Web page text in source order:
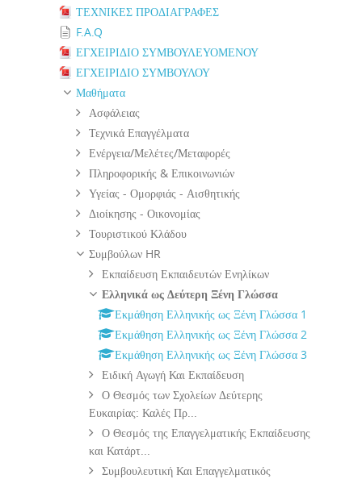
ΤΕΧΝΙΚΕΣ ΠΡΟΔΙΑΓΡΑΦΕΣ
F.A.Q
ΕΓΧΕΙΡΙΔΙΟ ΣΥΜΒΟΥΛΕΥΟΜΕΝΟΥ
ΕΓΧΕΙΡΙΔΙΟ ΣΥΜΒΟΥΛΟΥ
Μαθήματα
Ασφάλειας
Τεχνικά Επαγγέλματα
Ενέργεια/Μελέτες/Μεταφορές
Πληροφορικής & Επικοινωνιών
Υγείας - Ομορφιάς - Αισθητικής
Διοίκησης - Οικονομίας
Τουριστικού Κλάδου
Συμβούλων HR
Εκπαίδευση Εκπαιδευτών Ενηλίκων
Ελληνικά ως Δεύτερη Ξένη Γλώσσα
Εκμάθηση Ελληνικής ως Ξένη Γλώσσα 1
Εκμάθηση Ελληνικής ως Ξένη Γλώσσα 2
Εκμάθηση Ελληνικής ως Ξένη Γλώσσα 3
Ειδική Αγωγή Και Εκπαίδευση
Ο Θεσμός των Σχολείων Δεύτερης
Ευκαιρίας: Καλές Πρ...
Ο Θεσμός της Επαγγελματικής Εκπαίδευσης
και Κατάρτ...
Συμβουλευτική Και Επαγγελματικός